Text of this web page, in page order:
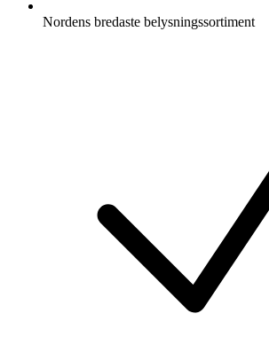
Nordens bredaste belysningssortiment